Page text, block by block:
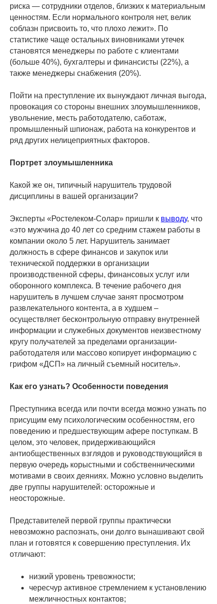
риска — сотрудники отделов, близких к материальным
ценностям. Если нормального контроля нет, велик
соблазн присвоить то, что плохо лежит». По
статистике чаще остальных виновниками утечек
становятся менеджеры по работе с клиентами
(больше 40%), бухгалтеры и финансисты (22%), а
также менеджеры снабжения (20%).
Пойти на преступление их вынуждают личная выгода,
провокация со стороны внешних злоумышленников,
увольнение, месть работодателю, саботаж,
промышленный шпионаж, работа на конкурентов и
ряд других нелицеприятных факторов.
Портрет злоумышленника
Какой же он, типичный нарушитель трудовой
дисциплины в вашей организации?
Эксперты «Ростелеком-Солар» пришли к выводу, что
«это мужчина до 40 лет со средним стажем работы в
компании около 5 лет. Нарушитель занимает
должность в сфере финансов и закупок или
технической поддержки в организации
производственной сферы, финансовых услуг или
оборонного комплекса. В течение рабочего дня
нарушитель в лучшем случае занят просмотром
развлекательного контента, а в худшем –
осуществляет бесконтрольную отправку внутренней
информации и служебных документов неизвестному
кругу получателей за пределами организации-
работодателя или массово копирует информацию с
грифом «ДСП» на личный съемный носитель».
Как его узнать? Особенности поведения
Преступника всегда или почти всегда можно узнать по
присущим ему психологическим особенностям, его
поведению и предшествующим афере поступкам. В
целом, это человек, придерживающийся
антиобщественных взглядов и руководствующийся в
первую очередь корыстными и собственническими
мотивами в своих деяниях. Можно условно выделить
две группы нарушителей: осторожные и
неосторожные.
Представителей первой группы практически
невозможно распознать, они долго вынашивают свой
план и готовятся к совершению преступления. Их
отличают:
низкий уровень тревожности;
чересчур активное стремлением к установлению
межличностных контактов;